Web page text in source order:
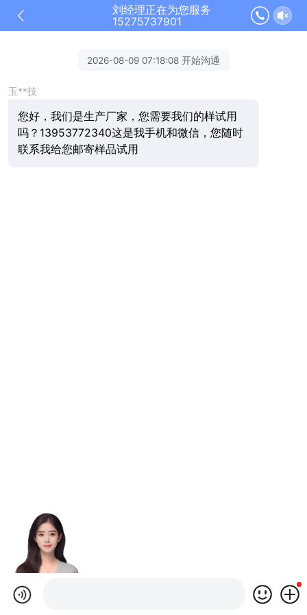
刘经理正在为您服务
15275737901
2026-08-09 07:18:08 开始沟通
玉**技
您好，我们是生产厂家，您需要我们的样试用
吗？13953772340这是我手机和微信，您随时
联系我给您邮寄样品试用